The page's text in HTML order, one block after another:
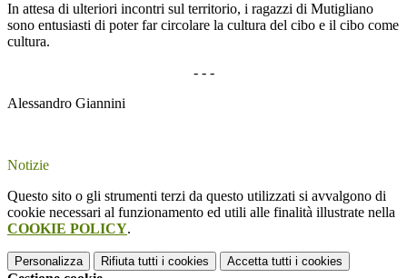
In attesa di ulteriori incontri sul territorio, i ragazzi di Mutigliano
sono entusiasti di poter far circolare la cultura del cibo e il cibo come
cultura.
- - -
Alessandro Giannini
Notizie
Questo sito o gli strumenti terzi da questo utilizzati si avvalgono di
cookie necessari al funzionamento ed utili alle finalità illustrate nella
COOKIE POLICY.
Personalizza Rifiuta tutti i cookies Accetta tutti i cookies